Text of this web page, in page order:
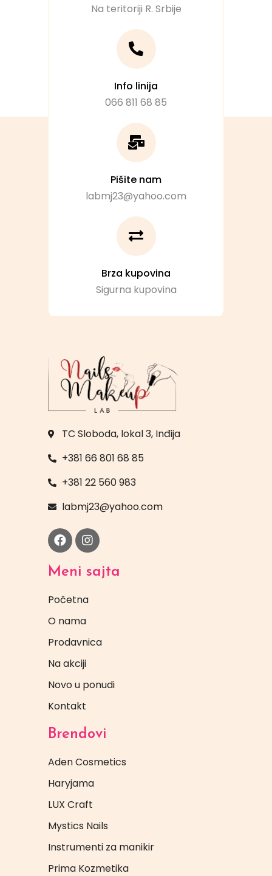
Na teritoriji R. Srbije
Info linija
066 811 68 85
Pišite nam
labmj23@yahoo.com
Brza kupovina
Sigurna kupovina
TC Sloboda, lokal 3, Inđija
+381 66 801 68 85
+381 22 560 983
labmj23@yahoo.com
Meni sajta
Početna
O nama
Prodavnica
Na akciji
Novo u ponudi
Kontakt
Brendovi
Aden Cosmetics
Haryjama
LUX Craft
Mystics Nails
Instrumenti za manikir
Prima Kozmetika